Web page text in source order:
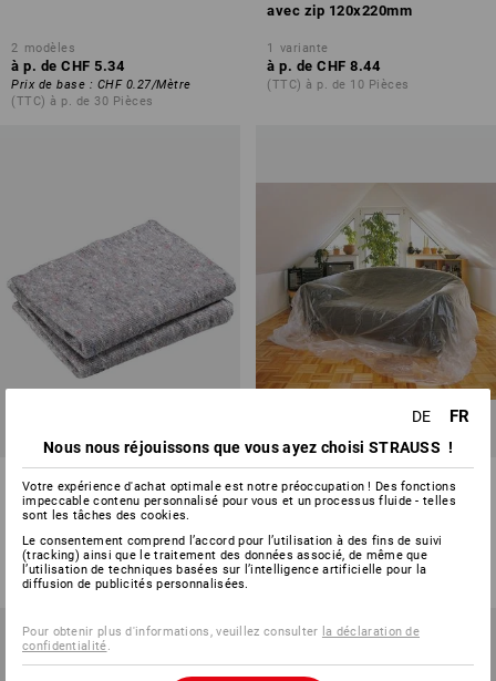
2 modèles
à p. de CHF 5.34
Prix de base : CHF 0.27/Mètre
(TTC) à p. de 30 Pièces
avec zip 120x220mm
1 variante
à p. de CHF 8.44
(TTC) à p. de 10 Pièces
Couverture d'emballage
professionnelle
variante
à p. de CHF 6.54
(TTC) à p. de 60 Pièces
Film de protection
3 modèles
à p. de CHF 1.74
(TTC) à p. de 20 Pièces
DE FR
Nous nous réjouissons que vous ayez choisi STRAUSS !
Votre expérience d'achat optimale est notre préoccupation ! Des fonctions
impeccable contenu personnalisé pour vous et un processus fluide - telles
sont les tâches des cookies.
Le consentement comprend l’accord pour l’utilisation à des fins de suivi
(tracking) ainsi que le traitement des données associé, de même que
l’utilisation de techniques basées sur l’intelligence artificielle pour la
diffusion de publicités personnalisées.
Pour obtenir plus d'informations, veuillez consulter la déclaration de
confidentialité